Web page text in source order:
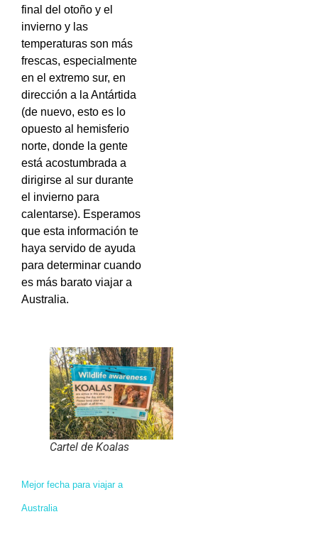
final del otoño y el
invierno y las
temperaturas son más
frescas, especialmente
en el extremo sur, en
dirección a la Antártida
(de nuevo, esto es lo
opuesto al hemisferio
norte, donde la gente
está acostumbrada a
dirigirse al sur durante
el invierno para
calentarse). Esperamos
que esta información te
haya servido de ayuda
para determinar cuando
es más barato viajar a
Australia.
Cartel de Koalas
Mejor fecha para viajar a
Australia